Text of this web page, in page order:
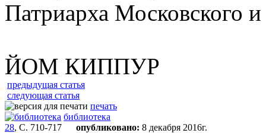
Патриарха Московского
ЙОМ КИППУР
предыдущая статья
следующая статья
печать
библиотека
28, С. 710-717 опубликовано: 8 декабря 2016г.